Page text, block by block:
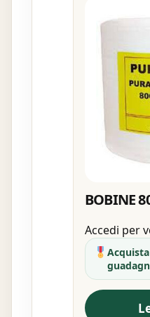
BOBINE
Accedi per